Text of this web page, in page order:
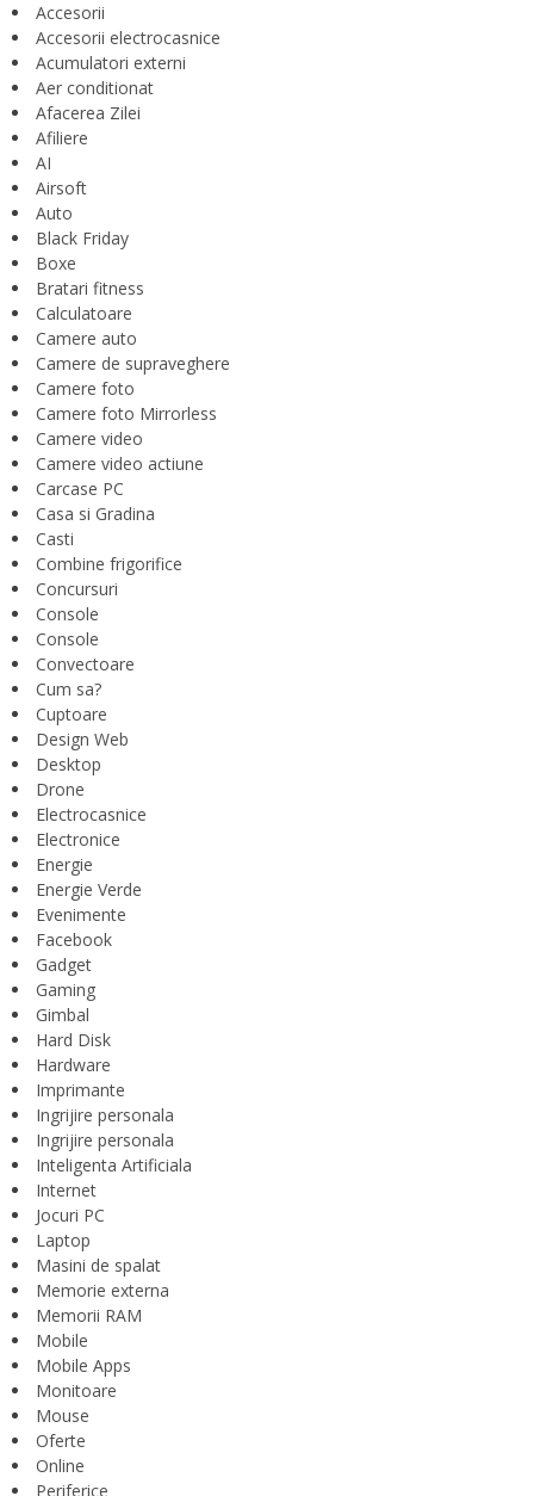
Accesorii
Accesorii electrocasnice
Acumulatori externi
Aer conditionat
Afacerea Zilei
Afiliere
AI
Airsoft
Auto
Black Friday
Boxe
Bratari fitness
Calculatoare
Camere auto
Camere de supraveghere
Camere foto
Camere foto Mirrorless
Camere video
Camere video actiune
Carcase PC
Casa si Gradina
Casti
Combine frigorifice
Concursuri
Console
Console
Convectoare
Cum sa?
Cuptoare
Design Web
Desktop
Drone
Electrocasnice
Electronice
Energie
Energie Verde
Evenimente
Facebook
Gadget
Gaming
Gimbal
Hard Disk
Hardware
Imprimante
Ingrijire personala
Ingrijire personala
Inteligenta Artificiala
Internet
Jocuri PC
Laptop
Masini de spalat
Memorie externa
Memorii RAM
Mobile
Mobile Apps
Monitoare
Mouse
Oferte
Online
Periferice